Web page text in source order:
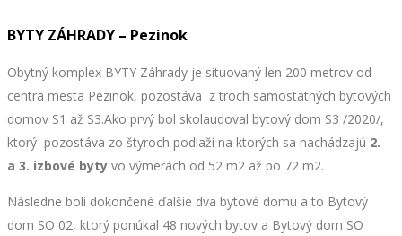
BYTY ZÁHRADY – Pezinok
Obytný komplex BYTY Záhrady je situovaný len 200 metrov od
centra mesta Pezinok, pozostáva z troch samostatných bytových
domov S1 až S3.Ako prvý bol skolaudoval bytový dom S3 /2020/,
ktorý pozostáva zo štyroch podlaží na ktorých sa nachádzajú 2.
a 3. izbové byty vo výmerách od 52 m2 až po 72 m2.
Následne boli dokončené ďalšie dva bytové domu a to Bytový
dom SO 02, ktorý ponúkal 48 nových bytov a Bytový dom SO